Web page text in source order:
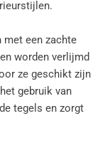
met een zachte
worden verlijmd
ze geschikt zijn
gebruik van
tegels en zorgt